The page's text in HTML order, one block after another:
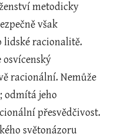
metodicky
však
lidské racionalitě.
osvícenský
racionální. Nemůže
odmítá jeho
přesvědčivost.
světonázoru